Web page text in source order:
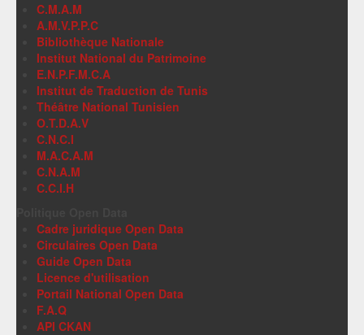
C.M.A.M
A.M.V.P.P.C
Bibliothèque Nationale
Institut National du Patrimoine
E.N.P.F.M.C.A
Institut de Traduction de Tunis
Théâtre National Tunisien
O.T.D.A.V
C.N.C.I
M.A.C.A.M
C.N.A.M
C.C.I.H
Cadre juridique Open Data
Circulaires Open Data
Guide Open Data
Licence d'utilisation
Portail National Open Data
F.A.Q
API CKAN